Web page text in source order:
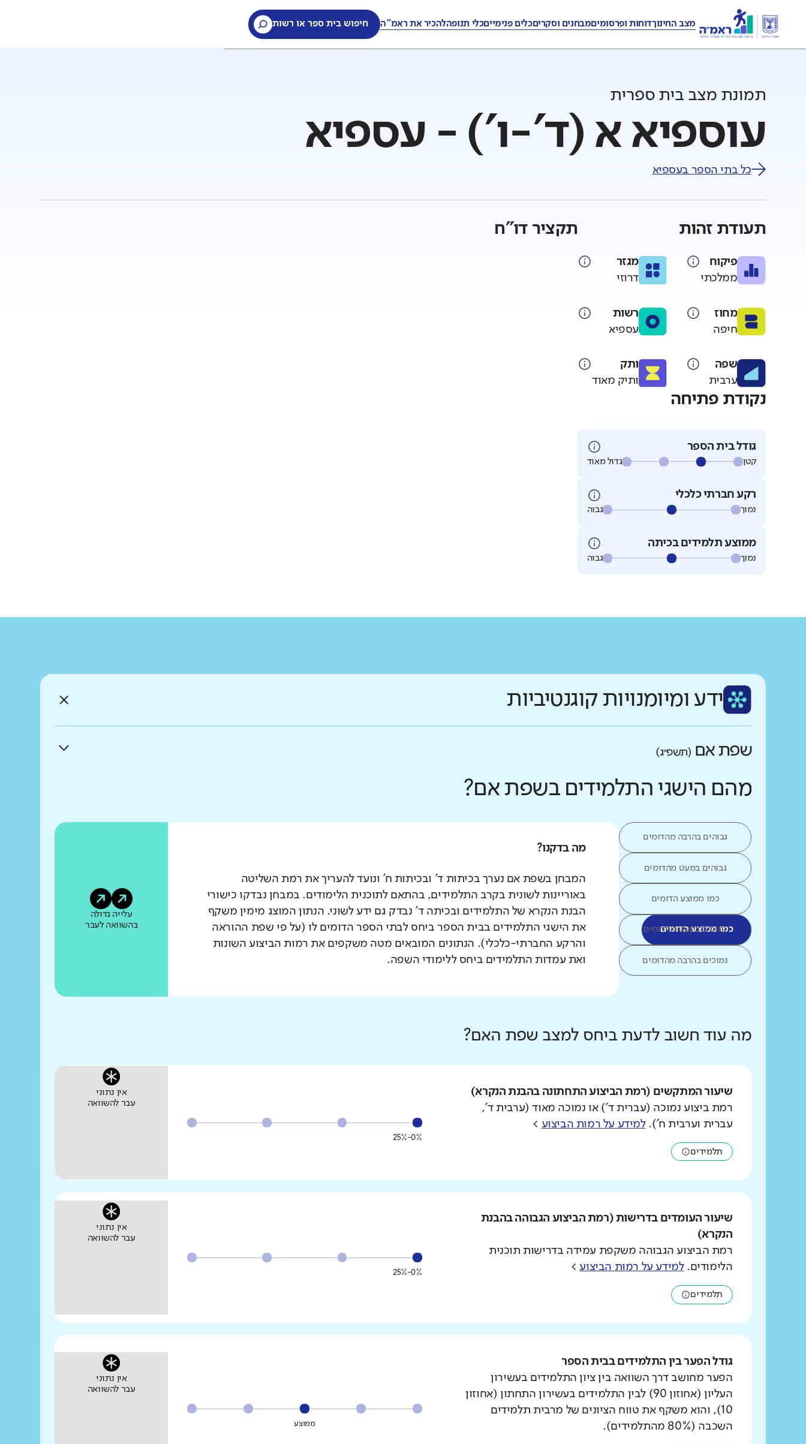
מצב החינוךדוחות ופרסומיםמבחנים וסקריםכלים פנימייםכלי תנופהלהכיר את ראמ"ה חיפוש בית ספר או רשות
תמונת מצב בית ספרית
עוספיא א (ד'-ו') - עספיא
כל בתי הספר בעספיא
תעודת זהות
פיקוח
ממלכתי
מגזר
דרוזי
מחוז
חיפה
רשות
עספיא
שפה
ערבית
ותק
ותיק מאוד
נקודת פתיחה
גודל בית הספר
גדול מאוד קטן
רקע חברתי כלכלי
גבוה נמוך
ממוצע תלמידים בכיתה
גבוה נמוך
תקציר דו"ח
ידע ומיומנויות קוגנטיביות
שפת אם (תשפ״ג)
מהם הישגי התלמידים בשפת אם?
גבוהים בהרבה מהדומים
גבוהים במעט מהדומים
כמו ממוצע הדומים
כמו ממוצע הדומים
נמוכים במעט מהדומים
נמוכים בהרבה מהדומים
מה בדקנו?
המבחן בשפת אם נערך בכיתות ד' ובכיתות ח' ונועד להעריך את רמת השליטה
באוריינות לשונית בקרב התלמידים, בהתאם לתוכנית הלימודים. במבחן נבדקו כישורי
הבנת הנקרא של התלמידים ובכיתה ד' נבדק גם ידע לשוני. הנתון המוצג מימין משקף
את הישגי התלמידים בבית הספר ביחס לבתי הספר הדומים לו (על פי שפת ההוראה
והרקע החברתי-כלכלי). הנתונים המובאים מטה משקפים את רמות הביצוע השונות
ואת עמדות התלמידים ביחס ללימודי השפה.
עלייה גדולה
בהשוואה לעבר
מה עוד חשוב לדעת ביחס למצב שפת האם?
שיעור המתקשים (רמת הביצוע התחתונה בהבנת הנקרא)
רמת ביצוע נמוכה (עברית ד') או נמוכה מאוד (ערבית ד',
עברית וערבית ח').למידע על רמות הביצוע >
תלמידים
0%-25%
אין נתוני
עבר להשוואה
שיעור העומדים בדרישות (רמת הביצוע הגבוהה בהבנת
הנקרא)
רמת הביצוע הגבוהה משקפת עמידה בדרישות תוכנית
הלימודים.למידע על רמות הביצוע >
תלמידים
0%-25%
אין נתוני
עבר להשוואה
גודל הפער בין התלמידים בבית הספר
הפער מחושב דרך השוואה בין ציון התלמידים בעשירון
העליון (אחוזון 90) לבין התלמידים בעשירון התחתון (אחוזון
10), והוא משקף את טווח הציונים של מרבית תלמידים
השכבה (80% מהתלמידים).
ממוצע
אין נתוני
עבר להשוואה